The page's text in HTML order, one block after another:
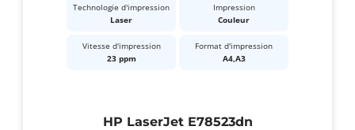
Technologie d'impression
Laser
Impression
Couleur
Vitesse d'impression
23 ppm
Format d'impression
A4,A3
HP LaserJet E78523dn